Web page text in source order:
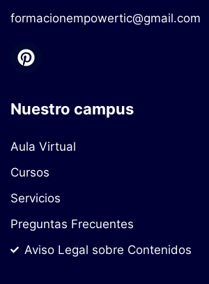
formacionempowertic@gmail.com
Nuestro campus
Aula Virtual
Cursos
Servicios
Preguntas Frecuentes
Aviso Legal sobre Contenidos